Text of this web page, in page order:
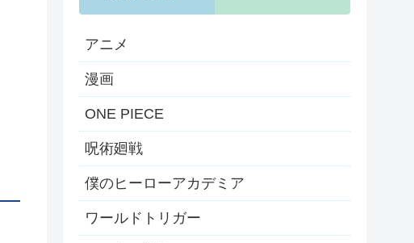
アニメ
漫画
ONE PIECE
呪術廻戦
僕のヒーローアカデミア
ワールドトリガー